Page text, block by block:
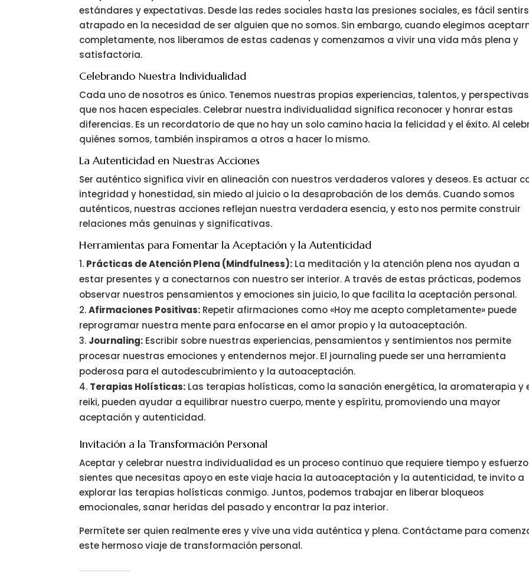
estándares y expectativas. Desde las redes sociales hasta las presiones sociales, es fácil
atrapado en la necesidad de ser alguien que no somos. Sin embargo, cuando elegimos
completamente, nos liberamos de estas cadenas y comenzamos a vivir una vida más plena y
satisfactoria.
Celebrando Nuestra Individualidad
Cada uno de nosotros es único. Tenemos nuestras propias experiencias, talentos, y perspectivas
que nos hacen especiales. Celebrar nuestra individualidad significa reconocer y honrar estas
diferencias. Es un recordatorio de que no hay un solo camino hacia la felicidad y el éxito. Al
quiénes somos, también inspiramos a otros a hacer lo mismo.
La Autenticidad en Nuestras Acciones
Ser auténtico significa vivir en alineación con nuestros verdaderos valores y deseos. Es actuar
integridad y honestidad, sin miedo al juicio o la desaprobación de los demás. Cuando somos
auténticos, nuestras acciones reflejan nuestra verdadera esencia, y esto nos permite construir
relaciones más genuinas y significativas.
Herramientas para Fomentar la Aceptación y la Autenticidad
Prácticas de Atención Plena (Mindfulness): La meditación y la atención plena nos ayudan a
estar presentes y a conectarnos con nuestro ser interior. A través de estas prácticas, podemos
observar nuestros pensamientos y emociones sin juicio, lo que facilita la aceptación personal.
Afirmaciones Positivas: Repetir afirmaciones como «Hoy me acepto completamente» puede
reprogramar nuestra mente para enfocarse en el amor propio y la autoaceptación.
Journaling: Escribir sobre nuestras experiencias, pensamientos y sentimientos nos permite
procesar nuestras emociones y entendernos mejor. El journaling puede ser una herramienta
poderosa para el autodescubrimiento y la autoaceptación.
Terapias Holísticas: Las terapias holísticas, como la sanación energética, la aromaterapia y
reiki, pueden ayudar a equilibrar nuestro cuerpo, mente y espíritu, promoviendo una mayor
aceptación y autenticidad.
Invitación a la Transformación Personal
Aceptar y celebrar nuestra individualidad es un proceso continuo que requiere tiempo y
sientes que necesitas apoyo en este viaje hacia la autoaceptación y la autenticidad, te invito a
explorar las terapias holísticas conmigo. Juntos, podemos trabajar en liberar bloqueos
emocionales, sanar heridas del pasado y encontrar la paz interior.
Permítete ser quien realmente eres y vive una vida auténtica y plena. Contáctame para
este hermoso viaje de transformación personal.